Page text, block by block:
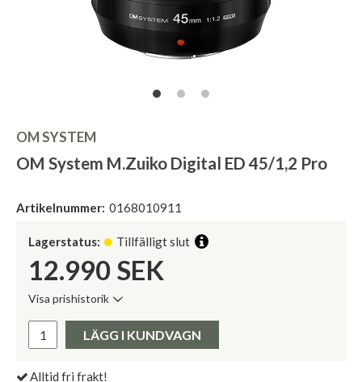
OM SYSTEM
OM System M.Zuiko Digital ED 45/1,2 Pro
Artikelnummer: 0168010911
Lagerstatus: Tillfälligt slut
12.990 SEK
Visa prishistorik
Pris:
LÄGG I KUNDVAGN
Alltid fri frakt!